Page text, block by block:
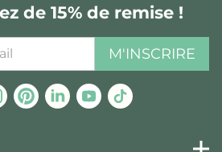
de 15% de remise !
M'INSCRIRE